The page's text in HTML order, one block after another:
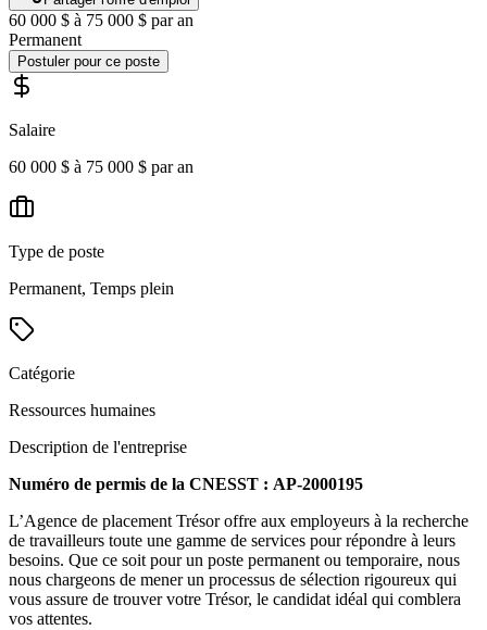
60 000 $ à 75 000 $ par an
Permanent
Postuler pour ce poste
Salaire
60 000 $ à 75 000 $ par an
Type de poste
Permanent, Temps plein
Catégorie
Ressources humaines
Description de l'entreprise
Numéro de permis de la CNESST : AP-2000195
L’Agence de placement Trésor offre aux employeurs à la recherche
de travailleurs toute une gamme de services pour répondre à leurs
besoins. Que ce soit pour un poste permanent ou temporaire, nous
nous chargeons de mener un processus de sélection rigoureux qui
vous assure de trouver votre Trésor, le candidat idéal qui comblera
vos attentes.